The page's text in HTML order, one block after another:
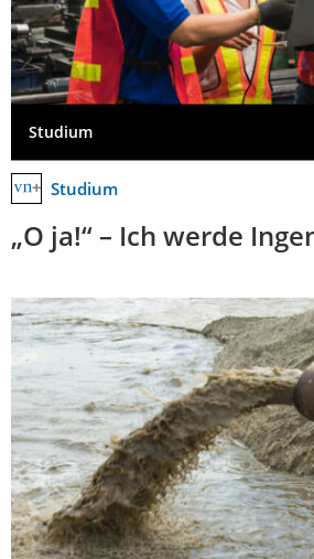
Studium
Studium
„O ja!“ – Ich werde